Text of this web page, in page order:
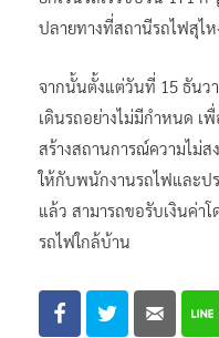
ทุกขบวน จากสถานีต้นทา
ยกเว้นรถเร็วขบวน 171
ปลายทางที่สถานีรถไฟสุไห
จากนั้นตั้งแต่วันที่ 15 ธันว
เดินรถอย่างไม่มีกำหนด เ
สร้างสถานการณ์ความไม่
ให้กับพนักงานรถไฟและป
รถไฟใกล้บ้าน